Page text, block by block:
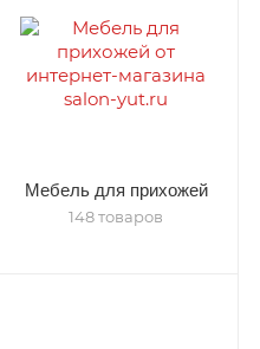
Мебель для прихожей
148 товаров